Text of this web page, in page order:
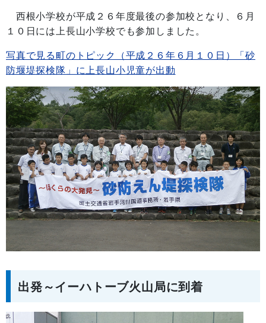
西根小学校が平成２６年度最後の参加校となり、６月
１０日には上長山小学校でも参加しました。
写真で見る町のトピック（平成２６年６月１０日）「砂
防堰堤探検隊」に上長山小児童が出動
出発～イーハトーブ火山局に到着